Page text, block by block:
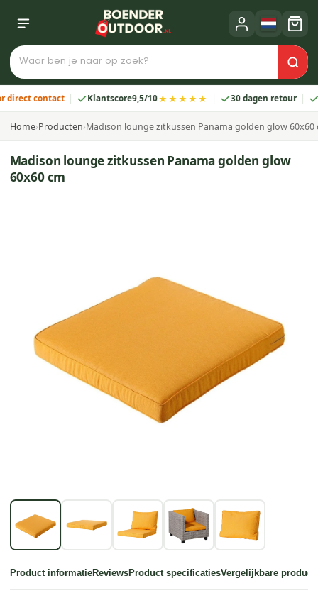
contact Klantscore9,5/10★★★★★ 30 dagen retour 2
Home›Producten›Madison lounge zitkussen Panama golden glow 60x60
Madison lounge zitkussen Panama golden glow
60x60 cm
Product informatieReviewsProduct specificatiesVergelijkbare